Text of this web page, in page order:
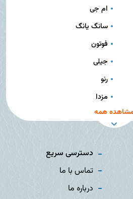
ام جی
سانگ یانگ
فوتون
جیلی
رنو
مزدا
همه
دسترسی سریع
تماس با ما
درباره ما